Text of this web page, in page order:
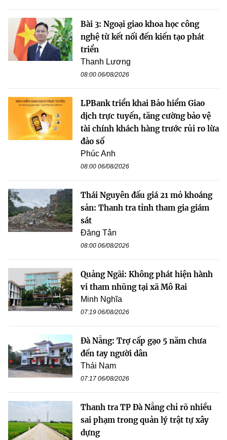
Bài 3: Ngoại giao khoa học công
nghệ từ kết nối đến kiến tạo phát
triển
Thanh Lương
08:00 06/08/2026
LPBank triển khai Bảo hiểm Giao
dịch trực tuyến, tăng cường bảo vệ
tài chính khách hàng trước rủi ro lừa
đảo số
Phúc Anh
08:00 06/08/2026
Thái Nguyên đấu giá 21 mỏ khoáng
sản: Thanh tra tỉnh tham gia giám
sát
Đăng Tân
08:00 06/08/2026
Quảng Ngãi: Không phát hiện hành
vi tham nhũng tại xã Mô Rai
Minh Nghĩa
07:19 06/08/2026
Đà Nẵng: Trợ cấp gạo 5 năm chưa
đến tay người dân
Thái Nam
07:17 06/08/2026
Thanh tra TP Đà Nẵng chỉ rõ nhiều
sai phạm trong quản lý trật tự xây
dựng